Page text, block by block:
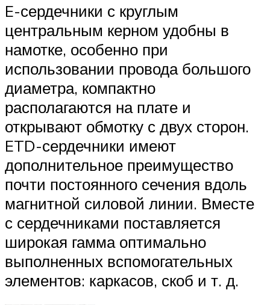
E-сердечники с круглым
центральным керном удобны в
намотке, особенно при
использовании провода большого
диаметра, компактно
располагаются на плате и
открывают обмотку с двух сторон.
ETD-сердечники имеют
дополнительное преимущество
почти постоянного сечения вдоль
магнитной силовой линии. Вместе
с сердечниками поставляется
широкая гамма оптимально
выполненных вспомогательных
элементов: каркасов, скоб и т. д.